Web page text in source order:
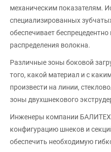
механическим показателям.
специализированных
обеспечивает
распределения волокна.
Различные зоны боковой
того, какой материал и с
произвести на линии,
зоны двухшнекового
Инженеры компании БАЛИТЕХ
конфигурацию шнеков и
обеспечить необходимую